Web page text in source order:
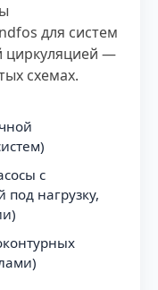
для систем
циркуляцией —
схемах.
с
под нагрузку,